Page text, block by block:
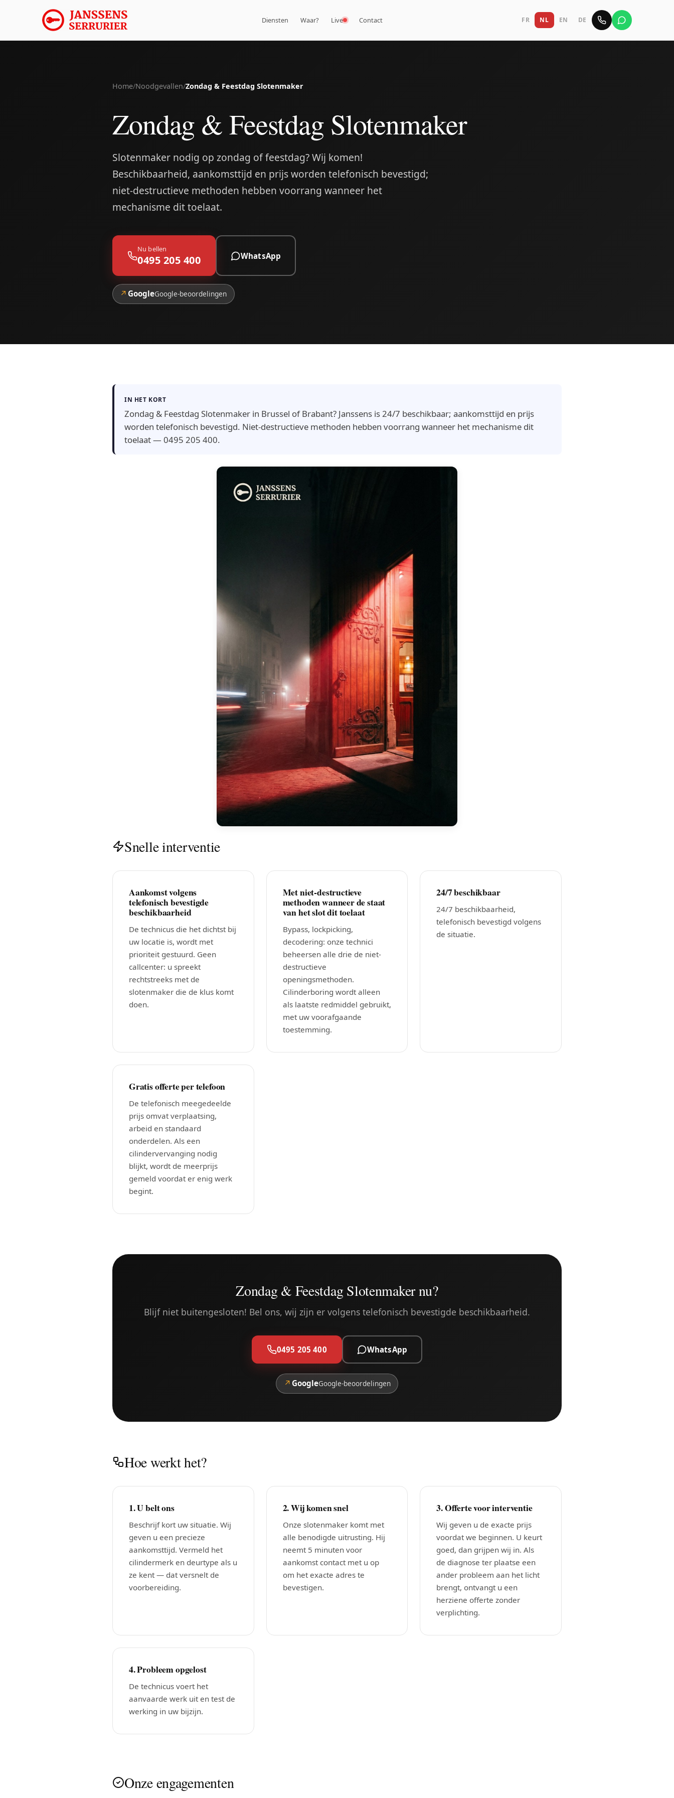
Diensten Waar? Live Contact FR NL EN DE
Home/Noodgevallen/Zondag & Feestdag Slotenmaker
Zondag & Feestdag Slotenmaker
Slotenmaker nodig op zondag of feestdag? Wij komen!
Beschikbaarheid, aankomsttijd en prijs worden telefonisch bevestigd;
niet-destructieve methoden hebben voorrang wanneer het
mechanisme dit toelaat.
Nu bellen
0495 205 400 WhatsApp
↗ GoogleGoogle-beoordelingen
IN HET KORT
Zondag & Feestdag Slotenmaker in Brussel of Brabant? Janssens is 24/7 beschikbaar; aankomsttijd en prijs
worden telefonisch bevestigd. Niet-destructieve methoden hebben voorrang wanneer het mechanisme dit
toelaat — 0495 205 400.
Snelle interventie
Aankomst volgens
telefonisch bevestigde
beschikbaarheid
De technicus die het dichtst bij
uw locatie is, wordt met
prioriteit gestuurd. Geen
callcenter: u spreekt
rechtstreeks met de
slotenmaker die de klus komt
doen.
Met niet-destructieve
methoden wanneer de staat
van het slot dit toelaat
Bypass, lockpicking,
decodering: onze technici
beheersen alle drie de niet-
destructieve
openingsmethoden.
Cilinderboring wordt alleen
als laatste redmiddel gebruikt,
met uw voorafgaande
toestemming.
24/7 beschikbaar
24/7 beschikbaarheid,
telefonisch bevestigd volgens
de situatie.
Gratis offerte per telefoon
De telefonisch meegedeelde
prijs omvat verplaatsing,
arbeid en standaard
onderdelen. Als een
cilindervervanging nodig
blijkt, wordt de meerprijs
gemeld voordat er enig werk
begint.
Zondag & Feestdag Slotenmaker nu?
Blijf niet buitengesloten! Bel ons, wij zijn er volgens telefonisch bevestigde beschikbaarheid.
0495 205 400 WhatsApp
↗ GoogleGoogle-beoordelingen
Hoe werkt het?
1. U belt ons
Beschrijf kort uw situatie. Wij
geven u een precieze
aankomsttijd. Vermeld het
cilindermerk en deurtype als u
ze kent — dat versnelt de
voorbereiding.
2. Wij komen snel
Onze slotenmaker komt met
alle benodigde uitrusting. Hij
neemt 5 minuten voor
aankomst contact met u op
om het exacte adres te
bevestigen.
3. Offerte voor interventie
Wij geven u de exacte prijs
voordat we beginnen. U keurt
goed, dan grijpen wij in. Als
de diagnose ter plaatse een
ander probleem aan het licht
brengt, ontvangt u een
herziene offerte zonder
verplichting.
4. Probleem opgelost
De technicus voert het
aanvaarde werk uit en test de
werking in uw bijzijn.
Onze engagementen